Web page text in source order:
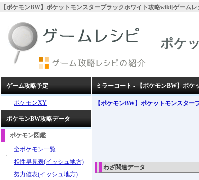
【ポケモンBW】ポケットモンスターブラックホワイト攻略wiki[ゲームレ
ポケ
ミラーコート - 【ポケモンBW】ポ
【ポケモンBW】ポケットモンスター
わざ関連データ
ゲーム攻略予定
ポケモンXY
ポケモンBW攻略データ
ポケモン図鑑
全ポケモン一覧
相性早見表(イッシュ地方)
努力値表(イッシュ地方)